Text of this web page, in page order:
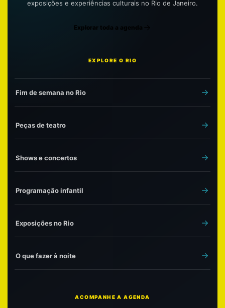
exposições e experiências culturais no Rio de Janeiro.
Explorar toda a agenda
EXPLORE O RIO
Fim de semana no Rio
Peças de teatro
Shows e concertos
Programação infantil
Exposições no Rio
O que fazer à noite
ACOMPANHE A AGENDA